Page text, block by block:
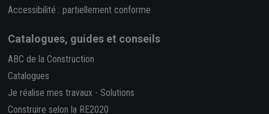
Accessibilité : partiellement conforme
Catalogues, guides et conseils
ABC de la Construction
Catalogues
Je réalise mes travaux - Solutions
Construire selon la RE2020